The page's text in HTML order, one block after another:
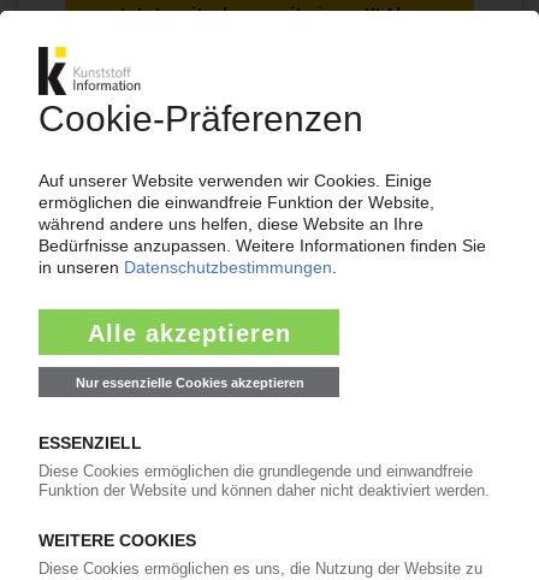
Jetzt weiterlesen mit einem KI Abo:
Ihr KI Zugang
jährlich kündbar
ab99€/Monat
Jetzt kostenlos testen
Bereits KI-Abonnent? Jetzt
anmelden!
Mehr zu ...